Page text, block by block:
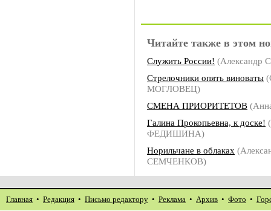
Читайте также в этом
Служить России!
Стрелочники опять виноваты
МОГЛОВЕЦ)
СМЕНА ПРИОРИТЕТОВ
Галина Прокопьевна, к доске!
ФЕДИШИНА)
Норильчане в облаках
СЕМЧЕНКОВ)
Главная • Редакция • Письмо редактору • Реклама • Архив • Фото •